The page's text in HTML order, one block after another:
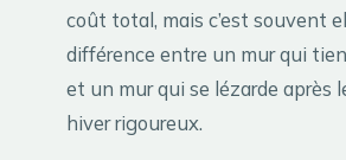
coût total, mais c’est souvent
différence entre un mur qui
et un mur qui se lézarde après
hiver rigoureux.